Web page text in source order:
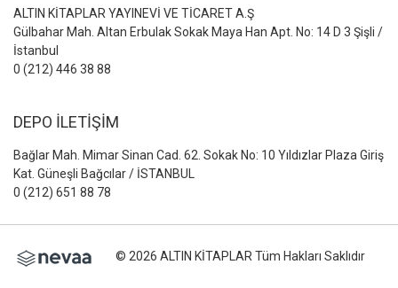
ALTIN KİTAPLAR YAYINEVİ VE TİCARET A.Ş
Gülbahar Mah. Altan Erbulak Sokak Maya Han Apt. No: 14 D 3 Şişli /
İstanbul
0 (212) 446 38 88
DEPO İLETİŞİM
Bağlar Mah. Mimar Sinan Cad. 62. Sokak No: 10 Yıldızlar Plaza Giriş
Kat. Güneşli Bağcılar / İSTANBUL
0 (212) 651 88 78
© 2026 ALTIN KİTAPLAR Tüm Hakları Saklıdır